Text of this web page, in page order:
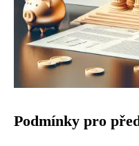
Podmínky pro